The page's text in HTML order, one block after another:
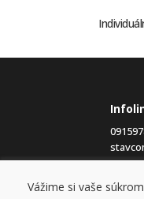
Eshop
Vážime si vaše